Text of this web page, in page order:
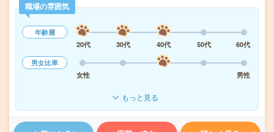
職場の雰囲気
年齢層
20代
30代 40代 50代
60代
男女比率
女性
男性
もっと見る